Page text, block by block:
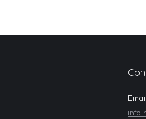
Email
info-